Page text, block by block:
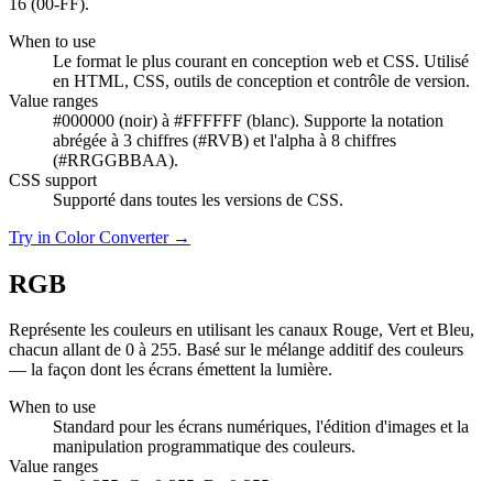
When to use
Le format le plus courant en conception web et CSS. Utilisé
en HTML, CSS, outils de conception et contrôle de version.
Value ranges
#000000 (noir) à #FFFFFF (blanc). Supporte la notation
abrégée à 3 chiffres (#RVB) et l'alpha à 8 chiffres
(#RRGGBBAA).
CSS support
Supporté dans toutes les versions de CSS.
Try in Color Converter →
RGB
Représente les couleurs en utilisant les canaux Rouge, Vert et Bleu,
chacun allant de 0 à 255. Basé sur le mélange additif des couleurs
— la façon dont les écrans émettent la lumière.
When to use
Standard pour les écrans numériques, l'édition d'images et la
manipulation programmatique des couleurs.
Value ranges